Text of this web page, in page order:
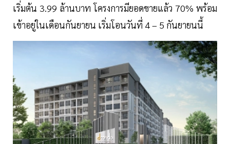
เริ่มต้น 3.99 ล้านบาท โครงการมียอดขายแล้ว 70% พร้อม
เข้าอยู่ในเดือนกันยายน เริ่มโอนวันที่ 4 – 5 กันยายนนี้